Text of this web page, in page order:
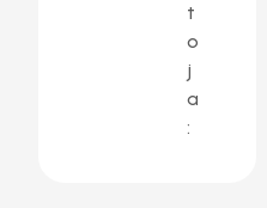
t
o
j
a
: